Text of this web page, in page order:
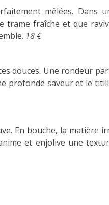
mêlées. Dans
trame fraîche et que
18 €
douces. Une rondeur
profonde saveur et le
En bouche, la matière
et enjolive une